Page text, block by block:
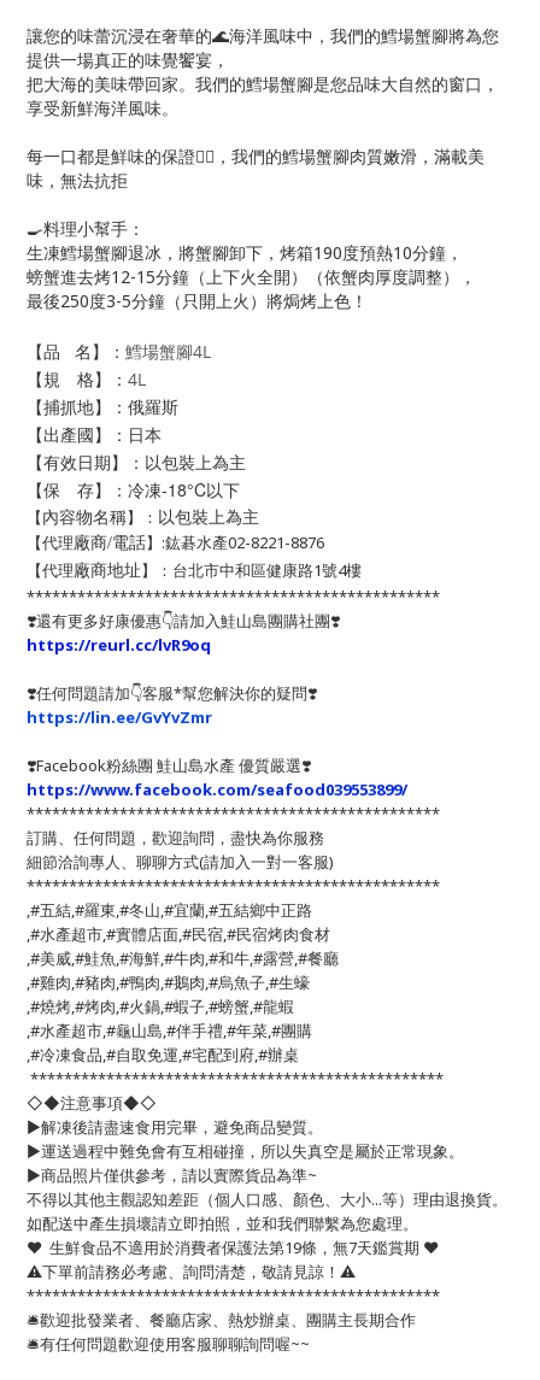
讓您的味蕾沉浸在奢華的🌊海洋風味中，我們的鱈場蟹腳將為您
提供一場真正的味覺饗宴，
把大海的美味帶回家。我們的鱈場蟹腳是您品味大自然的窗口，
享受新鮮海洋風味。
每一口都是鮮味的保證👍🏻，我們的鱈場蟹腳肉質嫩滑，滿載美
味，無法抗拒
🍳料理小幫手：
生凍鱈場蟹腳退冰，將蟹腳卸下，烤箱190度預熱10分鐘，
螃蟹進去烤12-15分鐘（上下火全開）（依蟹肉厚度調整），
最後250度3-5分鐘（只開上火）將焗烤上色！
【品 名】： 鱈場蟹腳4L
【規 格】： 4L
【捕抓地】： 俄羅斯
【出產國】 ： 日本
【有效日期】：以包裝上為主
【保 存】：冷凍-18°C以下
【內容物名稱】： 以包裝上為主
【代理廠商/電話】:鈜碁水產02-8221-8876
【代理廠商地址】：台北市中和區健康路1號4樓
*************************************************
❣️還有更多好康優惠👇請加入鮭山島團購社團❣️
https://reurl.cc/lvR9oq
❣️任何問題請加👇客服*幫您解決你的疑問❣️
https://lin.ee/GvYvZmr
❣️Facebook粉絲團 鮭山島水產 優質嚴選❣️
https://www.facebook.com/seafood039553899/
*************************************************
訂購、任何問題，歡迎詢問，盡快為你服務
細節洽詢專人、聊聊方式(請加入一對一客服)
*************************************************
,#五結,#羅東,#冬山,#宜蘭,#五結鄉中正路
,#水產超市,#實體店面,#民宿,#民宿烤肉食材
,#美威,#鮭魚,#海鮮,#牛肉,#和牛,#露營,#餐廳
,#雞肉,#豬肉,#鴨肉,#鵝肉,#烏魚子,#生蠔
,#燒烤,#烤肉,#火鍋,#蝦子,#螃蟹,#龍蝦
,#水產超市,#龜山島,#伴手禮,#年菜,#團購
,#冷凍食品,#自取免運,#宅配到府,#辦桌
*************************************************
◇◆注意事項◆◇
▶️解凍後請盡速食用完畢，避免商品變質。
▶️運送過程中難免會有互相碰撞，所以失真空是屬於正常現象。
▶️商品照片僅供參考，請以實際貨品為準~
不得以其他主觀認知差距（個人口感、顏色、大小...等）理由退換貨。
如配送中產生損壞請立即拍照，並和我們聯繫為您處理。
❤️ 生鮮食品不適用於消費者保護法第19條，無7天鑑賞期 ❤️
⚠️下單前請務必考慮、詢問清楚，敬請見諒！⚠️
*************************************************
🛎歡迎批發業者、餐廳店家、熱炒辦桌、團購主長期合作
🛎有任何問題歡迎使用客服聊聊詢問喔~~